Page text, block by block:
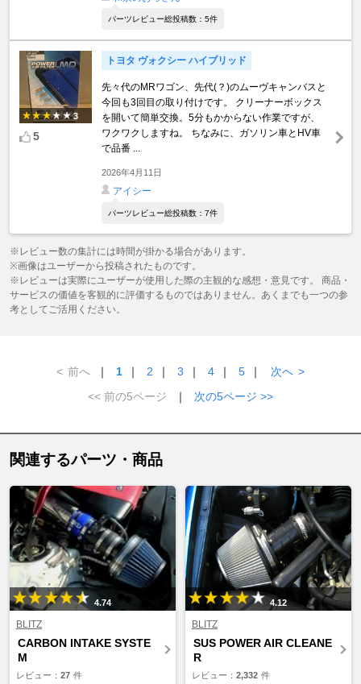
パーツレビュー総投稿数：5件
3
5
トヨタ ヴォクシー ハイブリッド
先々代のMRワゴン、先代(？)のムーヴキャンバスと
今回も3回目の取り付けです。 クリーナーボックス
を開いて簡単交換。5分もかからない作業ですが、
ワクワクしますね。 ちなみに、ガソリン車とHV車
で品番 ...
2026年4月11日
アイシー
パーツレビュー総投稿数：7件
※レビュー数の集計には時間が掛かる場合があります。
※画像はユーザーから投稿されたものです。
※レビューは実際にユーザーが使用した際の主観的な感想・意見です。 商品・
サービスの価値を客観的に評価するものではありません。あくまでも一つの参
考としてご活用ください。
< 前へ ｜ 1 ｜ 2 ｜ 3 ｜ 4 ｜ 5 ｜ 次へ >
<< 前の5ページ
｜ 次の5ページ >>
関連するパーツ・商品
4.74
BLITZ
CARBON INTAKE SYSTE
M
レビュー： 27 件
4.12
BLITZ
SUS POWER AIR CLEANE
R
レビュー： 2,332 件